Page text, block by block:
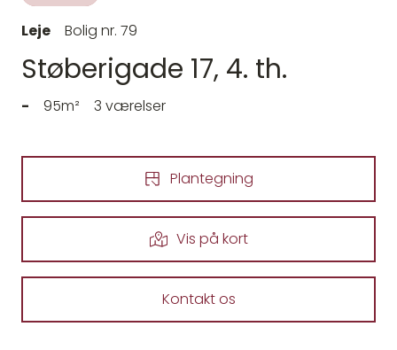
Leje Bolig nr. 79
Støberigade 17, 4. th.
- 95m² 3 værelser
Plantegning
Vis på kort
Kontakt os